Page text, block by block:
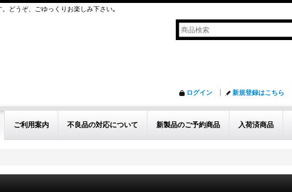
どうぞ、ごゆっくりお楽しみ下さい｡
ログイン 新規登録はこちら
ご利用案内 不良品の対応について 新製品のご予約商品 入荷済商品